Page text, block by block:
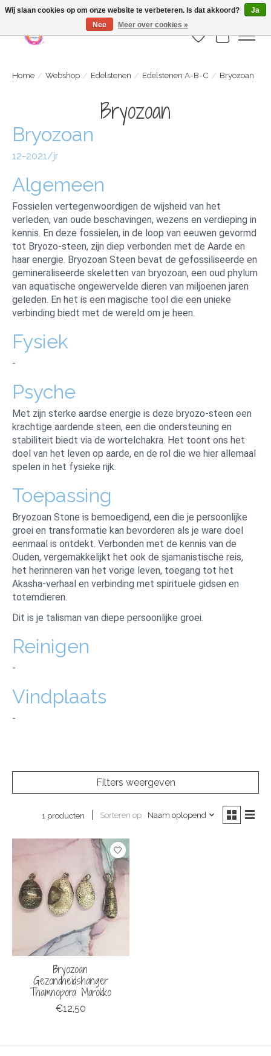
Webshop is geopend maar nog onder constructie | let op: Verzenden vanaf 29
juli
Verlanglijst
Home / Webshop / Edelstenen / Edelstenen A-B-C / Bryozoan
Bryozoan
Bryozoan
12-2021/jr
Algemeen
Fossielen vertegenwoordigen de wijsheid van het
verleden, van oude beschavingen, wezens en verdieping in
kennis. En deze fossielen, in de loop van eeuwen gevormd
tot Bryozo-steen, zijn diep verbonden met de Aarde en
haar energie. Bryozoan Steen bevat de gefossiliseerde en
gemineraliseerde skeletten van bryozoan, een oud phylum
van aquatische ongewervelde dieren van miljoenen jaren
geleden. En het is een magische tool die een unieke
verbinding biedt met de wereld om je heen.
Fysiek
-
Psyche
Met zijn sterke aardse energie is deze bryozo-steen een
krachtige aardende steen, een die ondersteuning en
stabiliteit biedt via de wortelchakra. Het toont ons het
doel van het leven op aarde, en de rol die we hier allemaal
spelen in het fysieke rijk.
Toepassing
Bryozoan Stone is bemoedigend, een die je persoonlijke
groei en transformatie kan bevorderen als je ware doel
eenmaal is ontdekt. Verbonden met de kennis van de
Ouden, vergemakkelijkt het ook de sjamanistische reis,
het herinneren van het vorige leven, toegang tot het
Akasha-verhaal en verbinding met spirituele gidsen en
totemdieren.
Dit is je talisman van diepe persoonlijke groei.
Reinigen
-
Vindplaats
-
Filters weergeven
1 producten Sorteren op Naam oplopend
Bryozoan
Gezondheidshanger
Thamnopora Marokko
€12,50
Wij slaan cookies op om onze website te verbeteren. Is dat akkoord?
Ja
Nee
Meer over cookies »